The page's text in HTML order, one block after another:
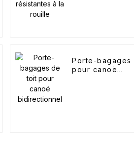
Porte-bagages
pour canoë